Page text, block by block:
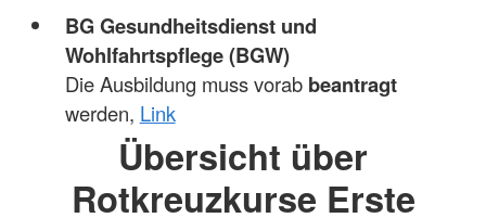
BG Gesundheitsdienst und
Wohlfahrtspflege (BGW)
Die Ausbildung muss vorab beantragt
werden, Link
Übersicht über
Rotkreuzkurse Erste